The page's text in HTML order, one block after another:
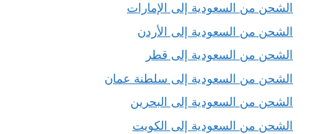
الشحن من السعودية إلى الإمارات
الشحن من السعودية إلى الأردن
الشحن من السعودية إلى قطر
الشحن من السعودية إلى سلطنة عمان
الشحن من السعودية إلى البحرين
الشحن من السعودية إلى الكويت